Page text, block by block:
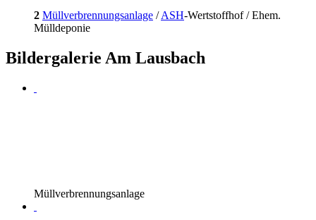
2 Müllverbrennungsanlage /ASH-Wertstoffhof / Ehem.
Mülldeponie
Bildergalerie Am Lausbach
Müllverbrennungsanlage